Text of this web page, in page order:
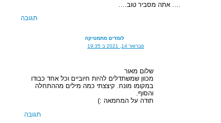
…. אתה מסביר טוב….
תגובה
לומדים מתמטיקה
פברואר 14, 2021 ב 19:35
שלום מאור
מכוון שמשתדלים להיות חיוביים וכל אחד כבודו
במקומו מונח. קיצצתי כמה מילים מההתחלה
והסוף.
תודה על המחמאה :)
תגובה